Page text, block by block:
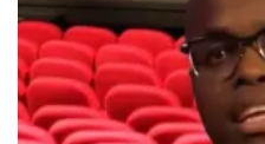
BEKIJKEN